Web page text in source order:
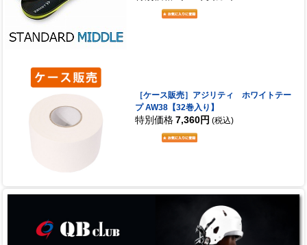
［ケース販売］アジリティ ホワイトテー
プ AW38【32巻入り】
特別価格 7,360円 (税込)